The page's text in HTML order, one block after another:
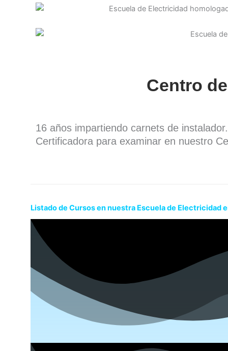
Centro
16 años impartiendo carnets de
Certificadora para examinar en nuestro
Listado de Cursos en nuestra Escuela de Electricidad